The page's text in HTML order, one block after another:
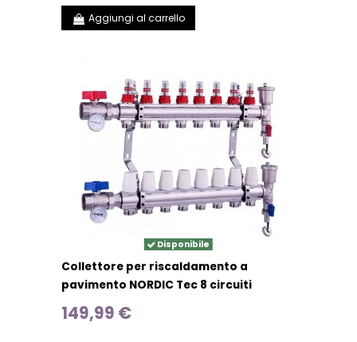
Aggiungi al carrello
Disponibile
Collettore per riscaldamento a
pavimento NORDIC Tec 8 circuiti
149,99 €